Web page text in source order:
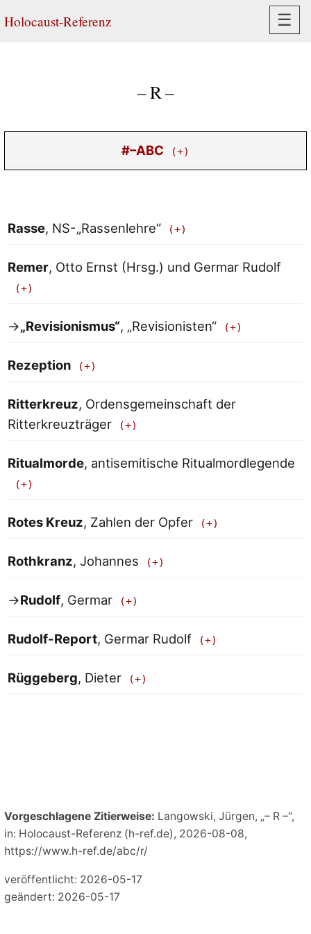
Holocaust-Referenz ☰
– R –
#–ABC
Rasse, NS-„Rassenlehre“
Remer, Otto Ernst (Hrsg.) und Germar Rudolf
→„Revisionismus“, „Revisionisten“
Rezeption
Ritterkreuz, Ordensgemeinschaft der
Ritterkreuzträger
Ritualmorde, antisemitische Ritualmordlegende
Rotes Kreuz, Zahlen der Opfer
Rothkranz, Johannes
→Rudolf, Germar
Rudolf-Report, Germar Rudolf
Rüggeberg, Dieter
Vorgeschlagene Zitierweise: Langowski, Jürgen, „– R –“,
in: Holocaust-Referenz (h-ref.de), 2026-08-08,
https://www.h-ref.de/abc/r/
veröffentlicht: 2026-05-17
geändert: 2026-05-17